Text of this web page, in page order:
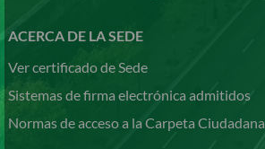
ACERCA DE LA SEDE
Ver certificado de Sede
Sistemas de firma electrónica admitidos
Normas de acceso a la Carpeta Ciudadana